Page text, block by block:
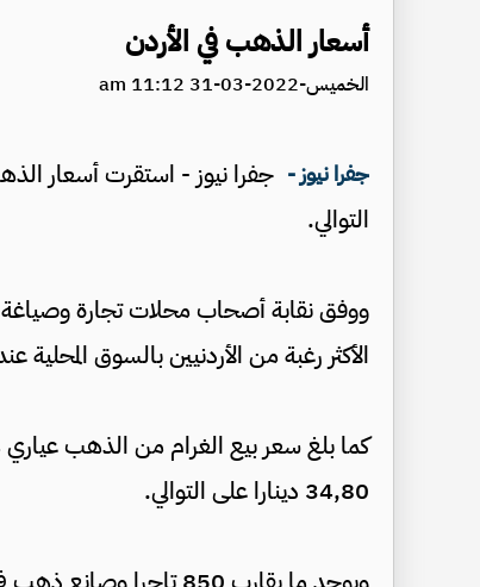
أسعار الذهب في الأردن
الخميس-2022-03-31 11:12 am
جفرا نيوز - جفرا نيوز - استقرت أسعار
التوالي.
الأكثر رغبة من الأردنيين بالسوق المحلية عند 39,00 دينارا لغايات شراء المواطنين من محلات
34,80 دينارا على التوالي.